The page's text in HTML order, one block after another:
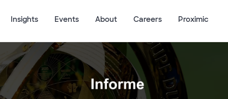
Insights Events About Careers Proximic